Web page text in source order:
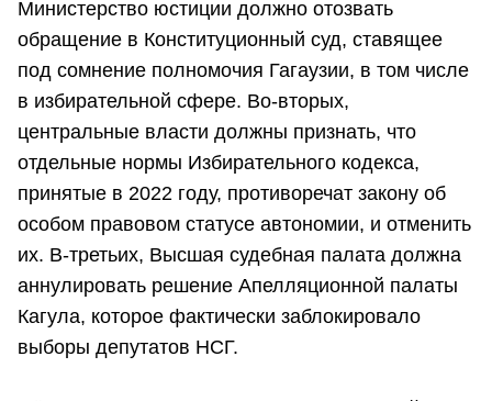
Министерство юстиции должно отозвать
обращение в Конституционный суд, ставящее
под сомнение полномочия Гагаузии, в том числе
в избирательной сфере. Во-вторых,
центральные власти должны признать, что
отдельные нормы Избирательного кодекса,
принятые в 2022 году, противоречат закону об
особом правовом статусе автономии, и отменить
их. В-третьих, Высшая судебная палата должна
аннулировать решение Апелляционной палаты
Кагула, которое фактически заблокировало
выборы депутатов НСГ.